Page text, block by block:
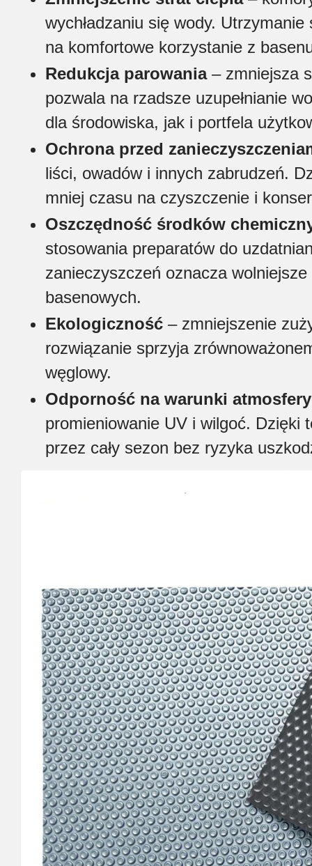
wychładzaniu się wody.
na komfortowe korzystanie z
Redukcja parowania– zmniejsza
pozwala na rzadsze uzupełnianie
dla środowiska, jak i portfela
Ochrona przed
liści, owadów i innych zabrudzeń.
mniej czasu na czyszczenie i
Oszczędność środków
stosowania preparatów do
zanieczyszczeń oznacza
basenowych.
Ekologiczność – zmniejszenie
rozwiązanie sprzyja
węglowy.
Odporność na warunki
promieniowanie UV i wilgoć. Dzięki
przez cały sezon bez ryzyka